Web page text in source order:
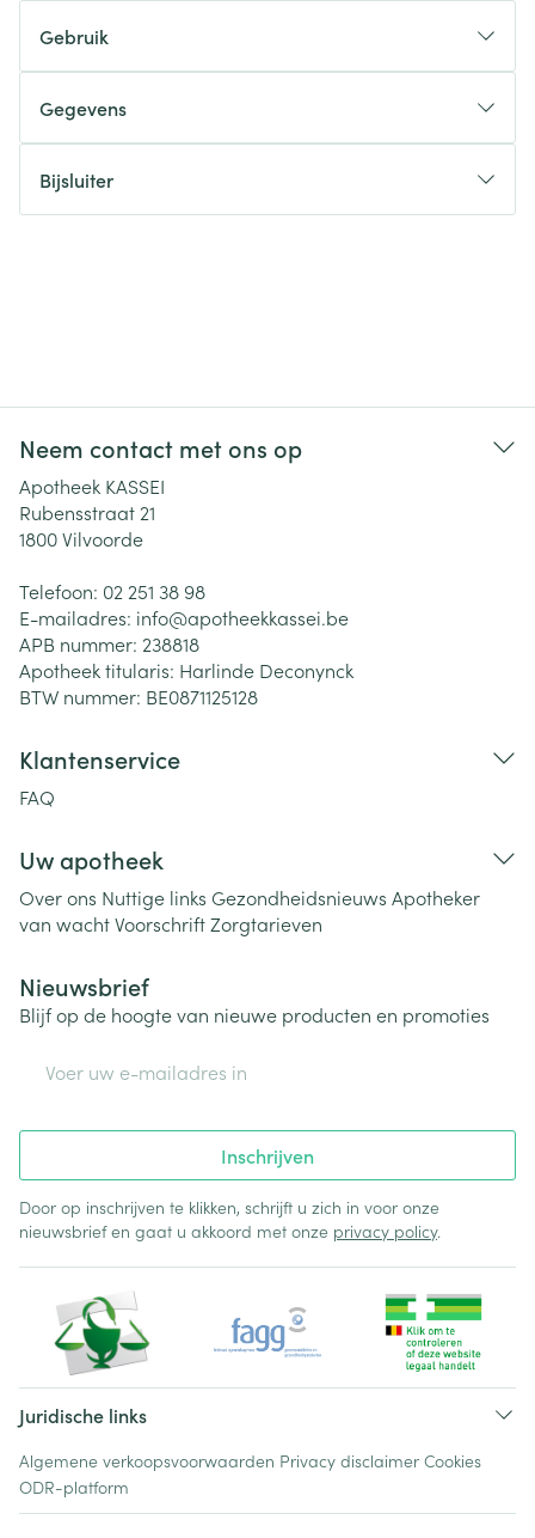
Gebruik
Gegevens
Bijsluiter
Neem contact met ons op
Apotheek KASSEI
Rubensstraat 21
1800Vilvoorde
Telefoon: 02 251 38 98
E-mailadres: info@apotheekkassei.be
APB nummer: 238818
Apotheek titularis: Harlinde Deconynck
BTW nummer: BE0871125128
Klantenservice
FAQ
Uw apotheek
Over ons Nuttige links Gezondheidsnieuws Apotheker
van wachtVoorschriftZorgtarieven
Nieuwsbrief
Blijf op de hoogte van nieuwe producten en promoties
Inschrijven
Door op inschrijven te klikken, schrijft u zich in voor onze
nieuwsbrief en gaat u akkoord met onze privacy policy.
Juridische links
Algemene verkoopsvoorwaarden Privacy disclaimer Cookies
ODR-platform